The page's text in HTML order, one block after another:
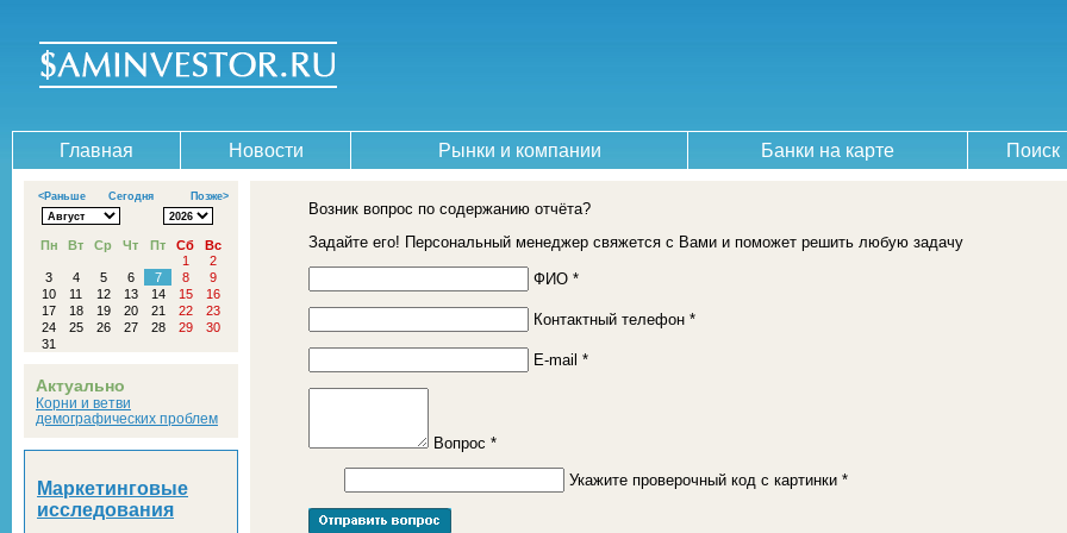
Главная Новости Рынки и компании Банки на карте Поиск
<Раньше Сегодня Позже>
Пн Вт Ср Чт Пт Сб
Вс
1
2
3
4 5 6 7 8
9
10
11 12 13 14 15
16
17
18 19 20 21 22
23
24
25 26 27 28 29
30
31
Актуально
Корни и ветви
демографических проблем
Маркетинговые
исследования
Возник вопрос по содержанию отчёта?
Задайте его! Персональный менеджер свяжется с Вами и поможет решить любую задачу
ФИО *
Контактный телефон *
E-mail *
Вопрос *
Укажите проверочный код с картинки *